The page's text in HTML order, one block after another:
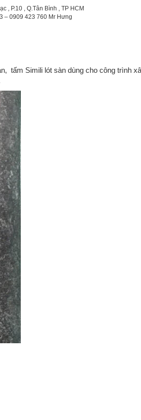
, P.10 , Q.Tân Bình , TP HCM
– 0909 423 760 Mr Hưng
tấm Simili lót sàn dùng cho công trình